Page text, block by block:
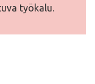
työkalu.